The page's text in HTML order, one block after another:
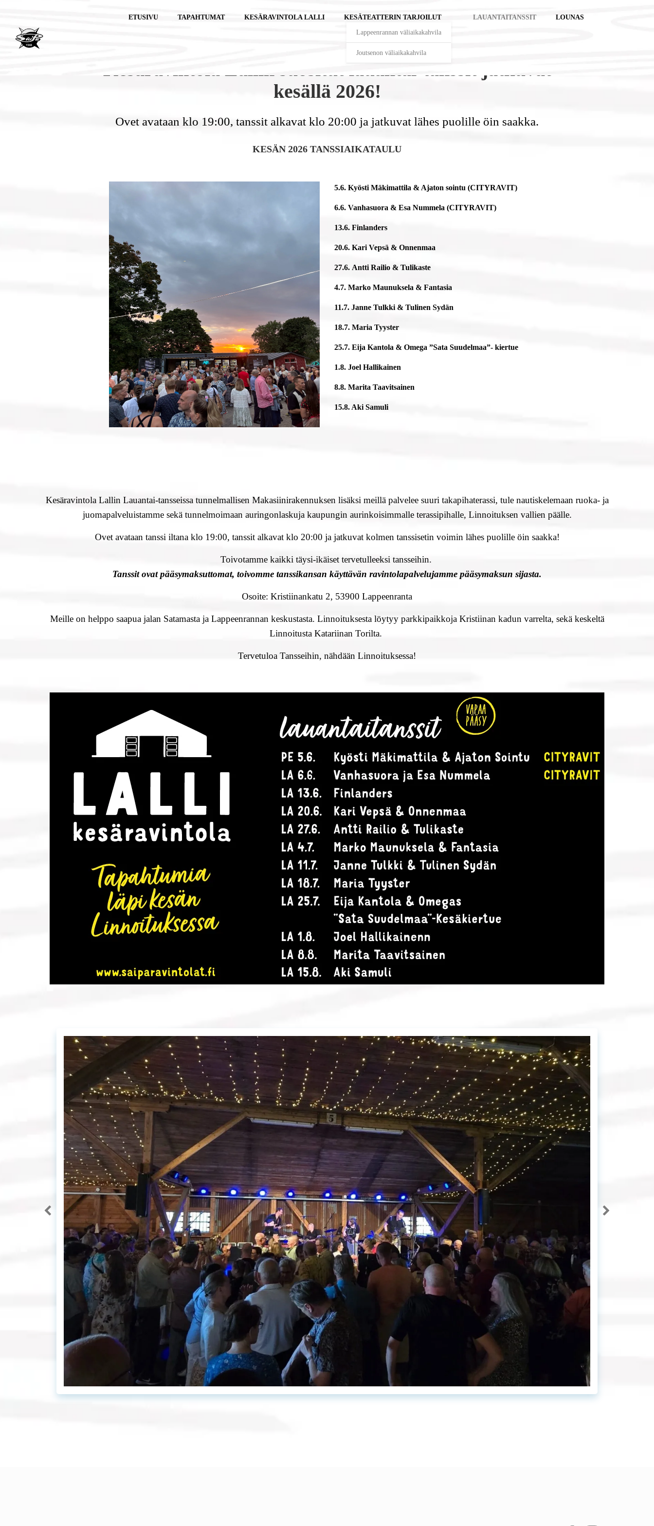
content
ETUSIVU TAPAHTUMAT KESÄRAVINTOLA LALLI KESÄTEATTERIN TARJOILUT
Lappeenrannan väliaikakahvila
Joutsenon väliaikakahvila
LAUANTAITANSSIT LOUNAS
Kesäravintola Lallin suositut lauantai-tanssit jatkuvat
kesällä 2026!
Ovet avataan klo 19:00, tanssit alkavat klo 20:00 ja jatkuvat lähes puolille öin saakka.
KESÄN 2026 TANSSIAIKATAULU
5.6. Kyösti Mäkimattila & Ajaton sointu (CITYRAVIT)
6.6. Vanhasuora & Esa Nummela (CITYRAVIT)
13.6. Finlanders
20.6. Kari Vepsä & Onnenmaa
27.6. Antti Railio & Tulikaste
4.7. Marko Maunuksela & Fantasia
11.7. Janne Tulkki & Tulinen Sydän
18.7. Maria Tyyster
25.7. Eija Kantola & Omega ”Sata Suudelmaa”- kiertue
1.8. Joel Hallikainen
8.8. Marita Taavitsainen
15.8. Aki Samuli
Kesäravintola Lallin Lauantai-tansseissa tunnelmallisen Makasiinirakennuksen lisäksi meillä palvelee suuri takapihaterassi, tule nautiskelemaan ruoka- ja
juomapalveluistamme sekä tunnelmoimaan auringonlaskuja kaupungin aurinkoisimmalle terassipihalle, Linnoituksen vallien päälle.
Ovet avataan tanssi iltana klo 19:00, tanssit alkavat klo 20:00 ja jatkuvat kolmen tanssisetin voimin lähes puolille öin saakka!
Toivotamme kaikki täysi-ikäiset tervetulleeksi tansseihin.
Tanssit ovat pääsymaksuttomat, toivomme tanssikansan käyttävän ravintolapalvelujamme pääsymaksun sijasta.
Osoite: Kristiinankatu 2, 53900 Lappeenranta
Meille on helppo saapua jalan Satamasta ja Lappeenrannan keskustasta. Linnoituksesta löytyy parkkipaikkoja Kristiinan kadun varrelta, sekä keskeltä
Linnoitusta Katariinan Torilta.
Tervetuloa Tansseihin, nähdään Linnoituksessa!